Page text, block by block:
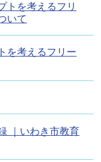
トを考えるフリ
いて
を考えるフリー
｜いわき市教育